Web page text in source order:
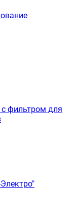
с фильтром для